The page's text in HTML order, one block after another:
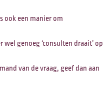
ook een manier om
genoeg ‘consulten draait’ op
van de vraag, geef dan aan